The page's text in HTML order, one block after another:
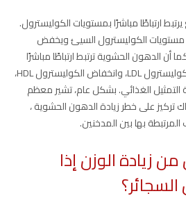
ارتباطًا مباشرًا بمستويات الكوليسترول.
مستويات الكوليسترول السيئ ويخفض
أن الدهون الحشوية ترتبط ارتباطًا مباشرًا
بارتفاع الكوليسترول الكلي والكوليسترول LDL، وانخفاض الكوليسترول HDL،
التمثيل الغذائي. بشكل عام، تشير معظم
تركيز على خطر زيادة الدهون الحشوية ،
بها بين المدخنين.
زيادة الوزن إذا